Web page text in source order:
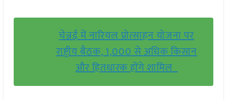
चेन्नई में नारियल प्रोत्साहन योजना पर
राष्ट्रीय बैठक, 1,000 से अधिक किसान
और हितधारक होंगे शामिल